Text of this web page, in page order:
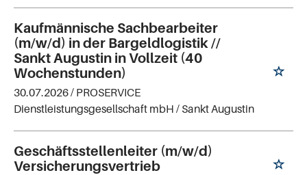
Kaufmännische Sachbearbeiter
(m/w/d) in der Bargeldlogistik //
Sankt Augustin in Vollzeit (40
Wochenstunden)
30.07.2026 / PROSERVICE
Dienstleistungsgesellschaft mbH / Sankt Augustin
Geschäftsstellenleiter (m/w/d)
Versicherungsvertrieb